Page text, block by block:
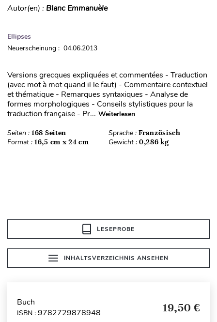
Autor(en) : Blanc Emmanuèle
Ellipses
Neuerscheinung : 04.06.2013
Versions grecques expliquées et commentées - Traduction
(avec mot à mot quand il le faut) - Commentaire contextuel
et thématique - Remarques syntaxiques - Analyse de
formes morphologiques - Conseils stylistiques pour la
traduction française - Pr... Weiterlesen
Seiten : 168 Seiten Sprache : Französisch
Format : 16,5 cm x 24 cm Gewicht : 0,286 kg
LESEPROBE
INHALTSVERZEICHNIS ANSEHEN
Buch
ISBN : 9782729878948 19,50 €